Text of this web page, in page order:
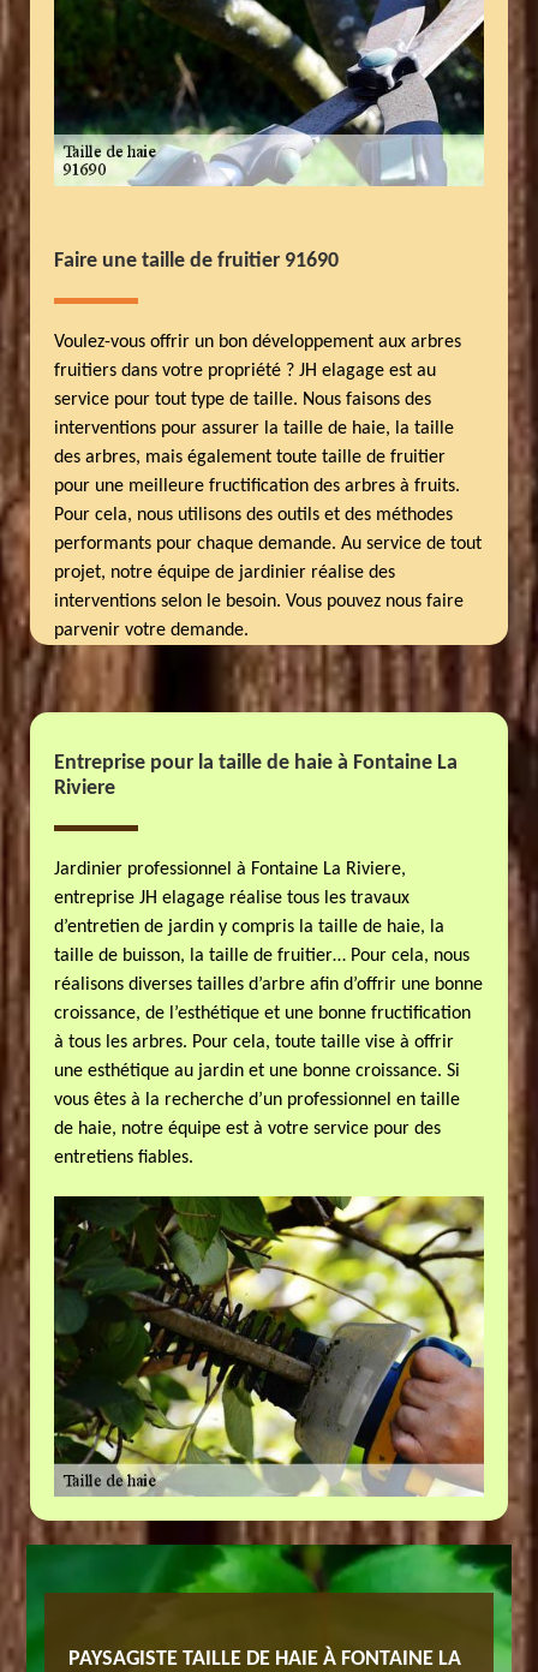
Faire une taille de fruitier 91690
Voulez-vous offrir un bon développement aux arbres
fruitiers dans votre propriété ? JH elagage est au
service pour tout type de taille. Nous faisons des
interventions pour assurer la taille de haie, la taille
des arbres, mais également toute taille de fruitier
pour une meilleure fructification des arbres à fruits.
Pour cela, nous utilisons des outils et des méthodes
performants pour chaque demande. Au service de tout
projet, notre équipe de jardinier réalise des
interventions selon le besoin. Vous pouvez nous faire
parvenir votre demande.
Entreprise pour la taille de haie à Fontaine La
Riviere
Jardinier professionnel à Fontaine La Riviere,
entreprise JH elagage réalise tous les travaux
d’entretien de jardin y compris la taille de haie, la
taille de buisson, la taille de fruitier… Pour cela, nous
réalisons diverses tailles d’arbre afin d’offrir une bonne
croissance, de l’esthétique et une bonne fructification
à tous les arbres. Pour cela, toute taille vise à offrir
une esthétique au jardin et une bonne croissance. Si
vous êtes à la recherche d’un professionnel en taille
de haie, notre équipe est à votre service pour des
entretiens fiables.
PAYSAGISTE TAILLE DE HAIE À FONTAINE LA